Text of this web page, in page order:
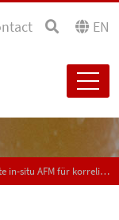
EN
AFSEM nano – das weltweit vielseitigste in-situ AFM für korrelierte Analyse in Ihrem SEM